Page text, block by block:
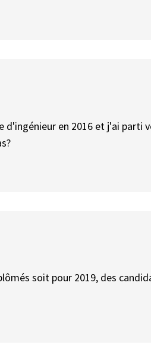
en 2016 et j'ai parti
soit pour 2019, des